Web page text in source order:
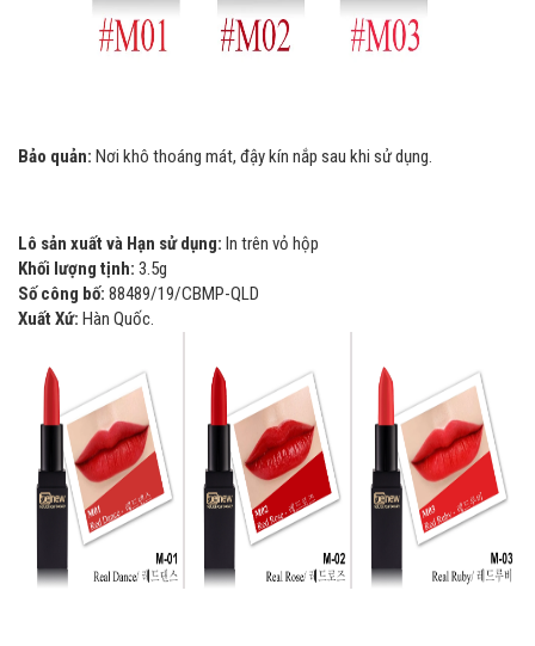
Bảo quản: Nơi khô thoáng mát, đậy kín nắp sau khi sử dụng.
Lô sản xuất và Hạn sử dụng: In trên vỏ hộp
Khối lượng tịnh: 3.5g
Số công bố: 88489/19/CBMP-QLD
Xuất Xứ: Hàn Quốc.